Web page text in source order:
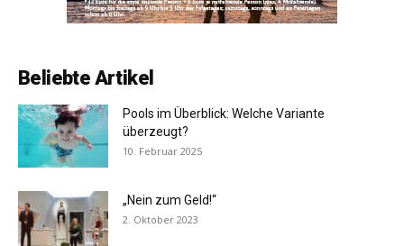
Beliebte Artikel
Pools im Überblick: Welche Variante
überzeugt?
10. Februar 2025
„Nein zum Geld!“
2. Oktober 2023